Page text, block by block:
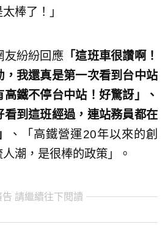
棒了！」
友紛紛回應 「這班車很讚啊！
，我還真是第一次看到台中站
鐵不停台中站！好驚訝」、
看到這班經過，連站務員都在
、「高鐵營運20年以來的創
潮，是很棒的政策」。
告 請繼續往下閱讀